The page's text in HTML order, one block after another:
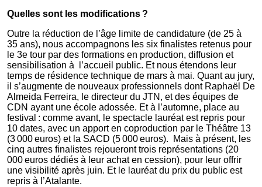
Quelles sont les modifications ?
Outre la réduction de l’âge limite de candidature (de 25 à
35 ans), nous accompagnons les six finalistes retenus pour
le 3e tour par des formations en production, diffusion et
sensibilisation à l’accueil public. Et nous étendons leur
temps de résidence technique de mars à mai. Quant au jury,
il s’augmente de nouveaux professionnels dont Raphaël De
Almeida Ferreira, le directeur du JTN, et des équipes de
CDN ayant une école adossée. Et à l’automne, place au
festival : comme avant, le spectacle lauréat est repris pour
10 dates, avec un apport en coproduction par le Théâtre 13
(3 000 euros) et la SACD (5 000 euros). Mais à présent, les
cinq autres finalistes rejoueront trois représentations (20
000 euros dédiés à leur achat en cession), pour leur offrir
une visibilité après juin. Et le lauréat du prix du public est
repris à l’Atalante.